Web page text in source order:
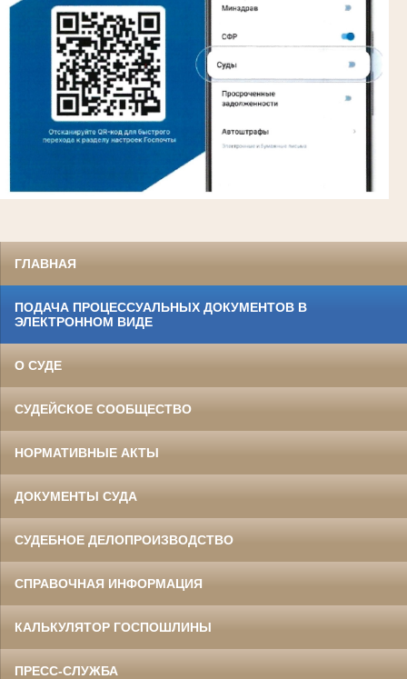
ГЛАВНАЯ
ПОДАЧА ПРОЦЕССУАЛЬНЫХ ДОКУМЕНТОВ В
ЭЛЕКТРОННОМ ВИДЕ
О СУДЕ
СУДЕЙСКОЕ СООБЩЕСТВО
НОРМАТИВНЫЕ АКТЫ
ДОКУМЕНТЫ СУДА
СУДЕБНОЕ ДЕЛОПРОИЗВОДСТВО
СПРАВОЧНАЯ ИНФОРМАЦИЯ
КАЛЬКУЛЯТОР ГОСПОШЛИНЫ
ПРЕСС-СЛУЖБА